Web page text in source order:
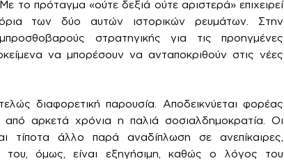
το πρόταγμα «ούτε δεξιά ούτε αριστερά» επιχειρεί
των δύο αυτών ιστορικών ρευμάτων. Στην
στρατηγικής για τις προηγμένες
να μπορέσουν να ανταποκριθούν στις νέες
διαφορετική παρουσία. Αποδεικνύεται φορέας
αρκετά χρόνια η παλιά σοσιαλδημοκρατία. Οι
τίποτα άλλο παρά αναδίπλωση σε ανεπίκαιρες,
του, όμως, είναι εξηγήσιμη, καθώς ο λόγος του